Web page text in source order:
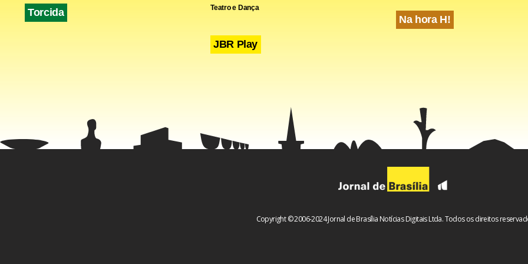
Torcida Teatro e Dança
JBR Play
Na hora H!
Copyright © 2006-2024 Jornal de Brasília Notícias Digitais Ltda. Todos os direitos